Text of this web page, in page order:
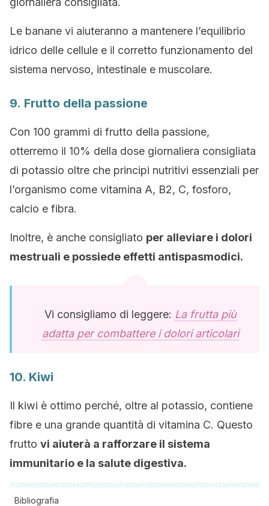
Le banane vi aiuteranno a mantenere l’equilibrio
idrico delle cellule e il corretto funzionamento del
sistema nervoso, intestinale e muscolare.
9. Frutto della passione
Con 100 grammi di frutto della passione,
otterremo il 10% della dose giornaliera consigliata
di potassio oltre che principi nutritivi essenziali per
l’organismo come vitamina A, B2, C, fosforo,
calcio e fibra.
Inoltre, è anche consigliato per alleviare i dolori
mestruali e possiede effetti antispasmodici.
Vi consigliamo di leggere: La frutta più
adatta per combattere i dolori articolari
10. Kiwi
Il kiwi è ottimo perché, oltre al potassio, contiene
fibre e una grande quantità di vitamina C. Questo
frutto vi aiuterà a rafforzare il sistema
immunitario e la salute digestiva.
Bibliografia